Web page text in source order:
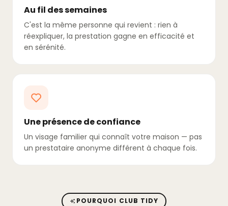
Au fil des semaines
C'est la même personne qui revient : rien à
réexpliquer, la prestation gagne en efficacité et
en sérénité.
Une présence de confiance
Un visage familier qui connaît votre maison — pas
un prestataire anonyme différent à chaque fois.
POURQUOI CLUB TIDY